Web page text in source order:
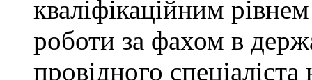
кваліфікаційним
роботи за фахом в
провідного